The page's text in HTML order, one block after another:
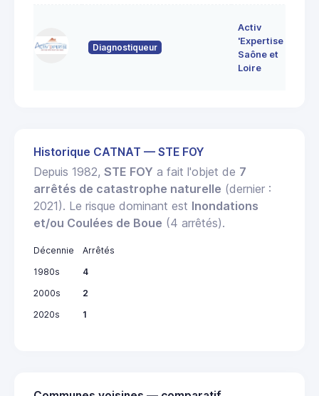
Diagnostiqueur
Activ
'Expertise
Saône et
Loire
Historique CATNAT — STE FOY
Depuis 1982, STE FOY a fait l'objet de 7
arrêtés de catastrophe naturelle (dernier :
2021). Le risque dominant est Inondations
et/ou Coulées de Boue (4 arrêtés).
Décennie
Arrêtés
1980s
4
2000s
2
2020s
1